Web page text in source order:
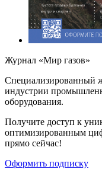
Журнал «Мир газов»
Cпециализированный
индустрии
оборудования.
Получите доступ к
оптимизированным
прямо сейчас!
Оформить подписку